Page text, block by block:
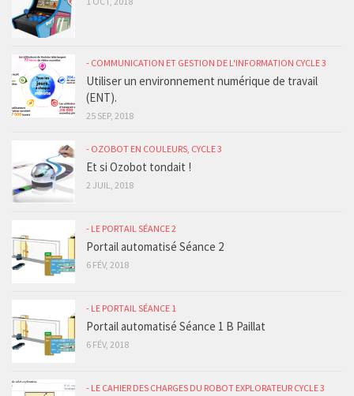
- COMMUNICATION ET GESTION DE L'INFORMATION CYCLE 3
Utiliser un environnement numérique de travail
(ENT).
25 SEP, 2018
- OZOBOT EN COULEURS, CYCLE 3
Et si Ozobot tondait !
2 JUIL, 2018
- LE PORTAIL SÉANCE 2
Portail automatisé Séance 2
6 FÉV, 2018
- LE PORTAIL SÉANCE 1
Portail automatisé Séance 1 B Paillat
6 FÉV, 2018
- LE CAHIER DES CHARGES DU ROBOT EXPLORATEUR CYCLE 3